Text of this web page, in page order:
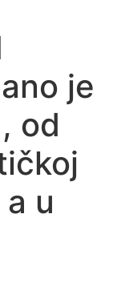
je
od
u